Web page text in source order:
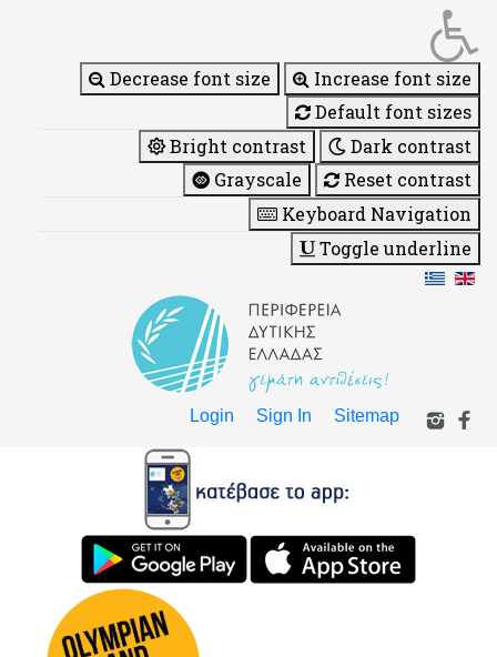
Decrease font size
Increase font size
Default font sizes
Bright contrast
Dark contrast
Grayscale
Reset contrast
Keyboard Navigation
Toggle underline
Login Sign In Sitemap